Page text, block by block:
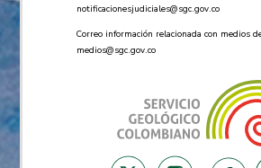
notificacionesjudiciales@sgc.gov.co
Correo información relacionada con medios
medios@sgc.gov.co